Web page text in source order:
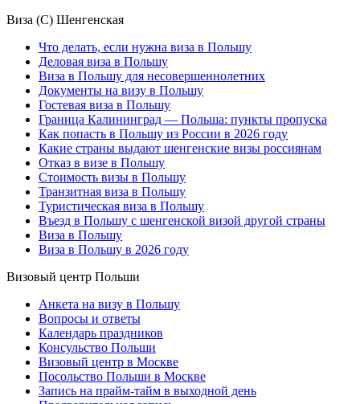
Виза (С) Шенгенская
Что делать, если нужна виза в Польшу
Деловая виза в Польшу
Виза в Польшу для несовершеннолетних
Документы на визу в Польшу
Гостевая виза в Польшу
Граница Калининград — Польша: пункты пропуска
Как попасть в Польшу из России в 2026 году
Какие страны выдают шенгенские визы россиянам
Отказ в визе в Польшу
Стоимость визы в Польшу
Транзитная виза в Польшу
Туристическая виза в Польшу
Въезд в Польшу с шенгенской визой другой страны
Виза в Польшу
Виза в Польшу в 2026 году
Визовый центр Польши
Анкета на визу в Польшу
Вопросы и ответы
Календарь праздников
Консульство Польши
Визовый центр в Москве
Посольство Польши в Москве
Запись на прайм-тайм в выходной день